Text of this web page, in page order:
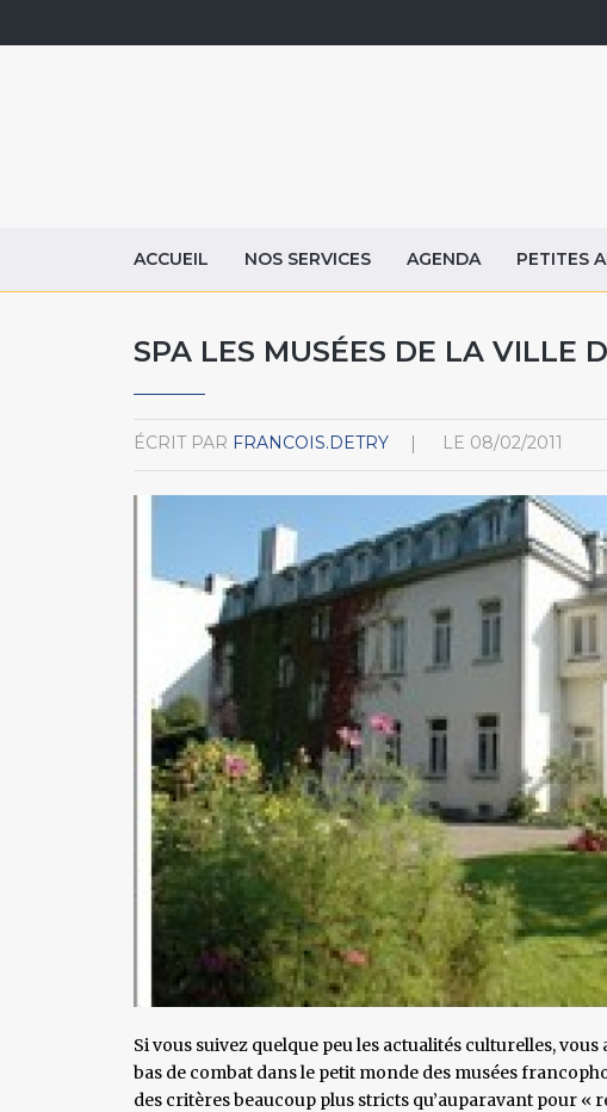
ACCUEIL NOS SERVICES AGENDA PETITES
SPA LES MUSÉES DE LA VILLE
ÉCRIT PAR FRANCOIS.DETRY LE 08/02/2011
Si vous suivez quelque peu les actualités culturelles,
bas de combat dans le petit monde des musées
des critères beaucoup plus stricts qu’auparavant pour «